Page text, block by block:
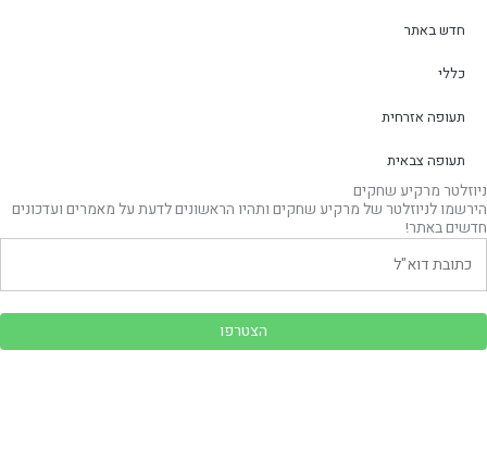
חדש באתר
כללי
תעופה אזרחית
תעופה צבאית
ניוזלטר מרקיע שחקים
הירשמו לניוזלטר של מרקיע שחקים ותהיו הראשונים לדעת על מאמרים ועדכונים
חדשים באתר!